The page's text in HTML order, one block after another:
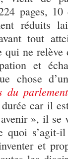
pages,
réduits
tout
ne relève
et
chose
du
car il
», il se
quoi s’agit-
et